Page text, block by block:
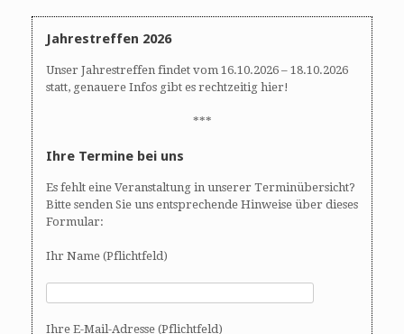
Jahrestreffen 2026
Unser Jahrestreffen findet vom 16.10.2026 – 18.10.2026
statt, genauere Infos gibt es rechtzeitig hier!
***
Ihre Termine bei uns
Es fehlt eine Veranstaltung in unserer Terminübersicht?
Bitte senden Sie uns entsprechende Hinweise über dieses
Formular:
Ihr Name (Pflichtfeld)
Ihre E-Mail-Adresse (Pflichtfeld)